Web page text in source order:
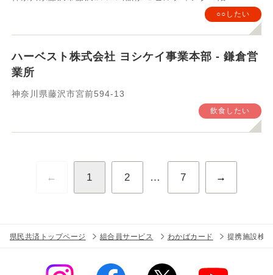
○○したい
ハーベスト株式会社 ヨシケイ事業本部 - 鎌倉営
業所
神奈川県藤沢市宮前594-13
飲食したい
← 1 2 … 7 →
県民共済トップページ 組合員サービス わかばカード 提携施設検